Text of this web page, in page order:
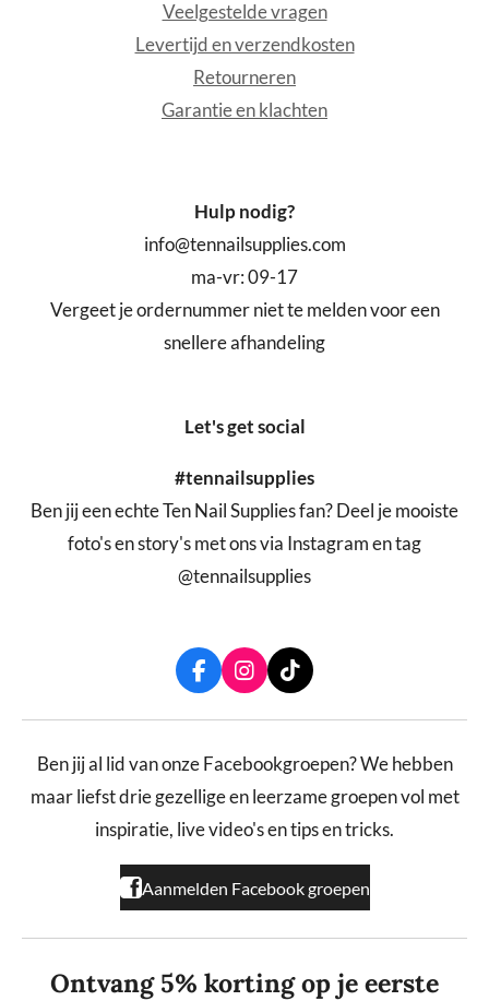
Veelgestelde vragen
Levertijd en verzendkosten
Retourneren
Garantie en klachten
Hulp nodig?
info@tennailsupplies.com
ma-vr: 09-17
Vergeet je ordernummer niet te melden voor een
snellere afhandeling
Let's get social
#tennailsupplies
Ben jij een echte Ten Nail Supplies fan? Deel je mooiste
foto's en story's met ons via Instagram en tag
@tennailsupplies
F
a
c
b
o
k
I
n
s
a
r
a
T
i
k
o
Ben jij al lid van onze Facebookgroepen? We hebben
maar liefst drie gezellige en leerzame groepen vol met
inspiratie, live video's en tips en tricks.
Aanmelden Facebook groepen
Ontvang 5% korting op je eerste